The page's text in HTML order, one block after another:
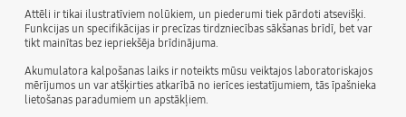
Attēli ir tikai ilustratīviem nolūkiem, un piederumi tiek pārdoti atsevišķi.
Funkcijas un specifikācijas ir precīzas tirdzniecības sākšanas brīdī, bet var
tikt mainītas bez iepriekšēja brīdinājuma.
Akumulatora kalpošanas laiks ir noteikts mūsu veiktajos laboratoriskajos
mērījumos un var atšķirties atkarībā no ierīces iestatījumiem, tās īpašnieka
lietošanas paradumiem un apstākļiem.